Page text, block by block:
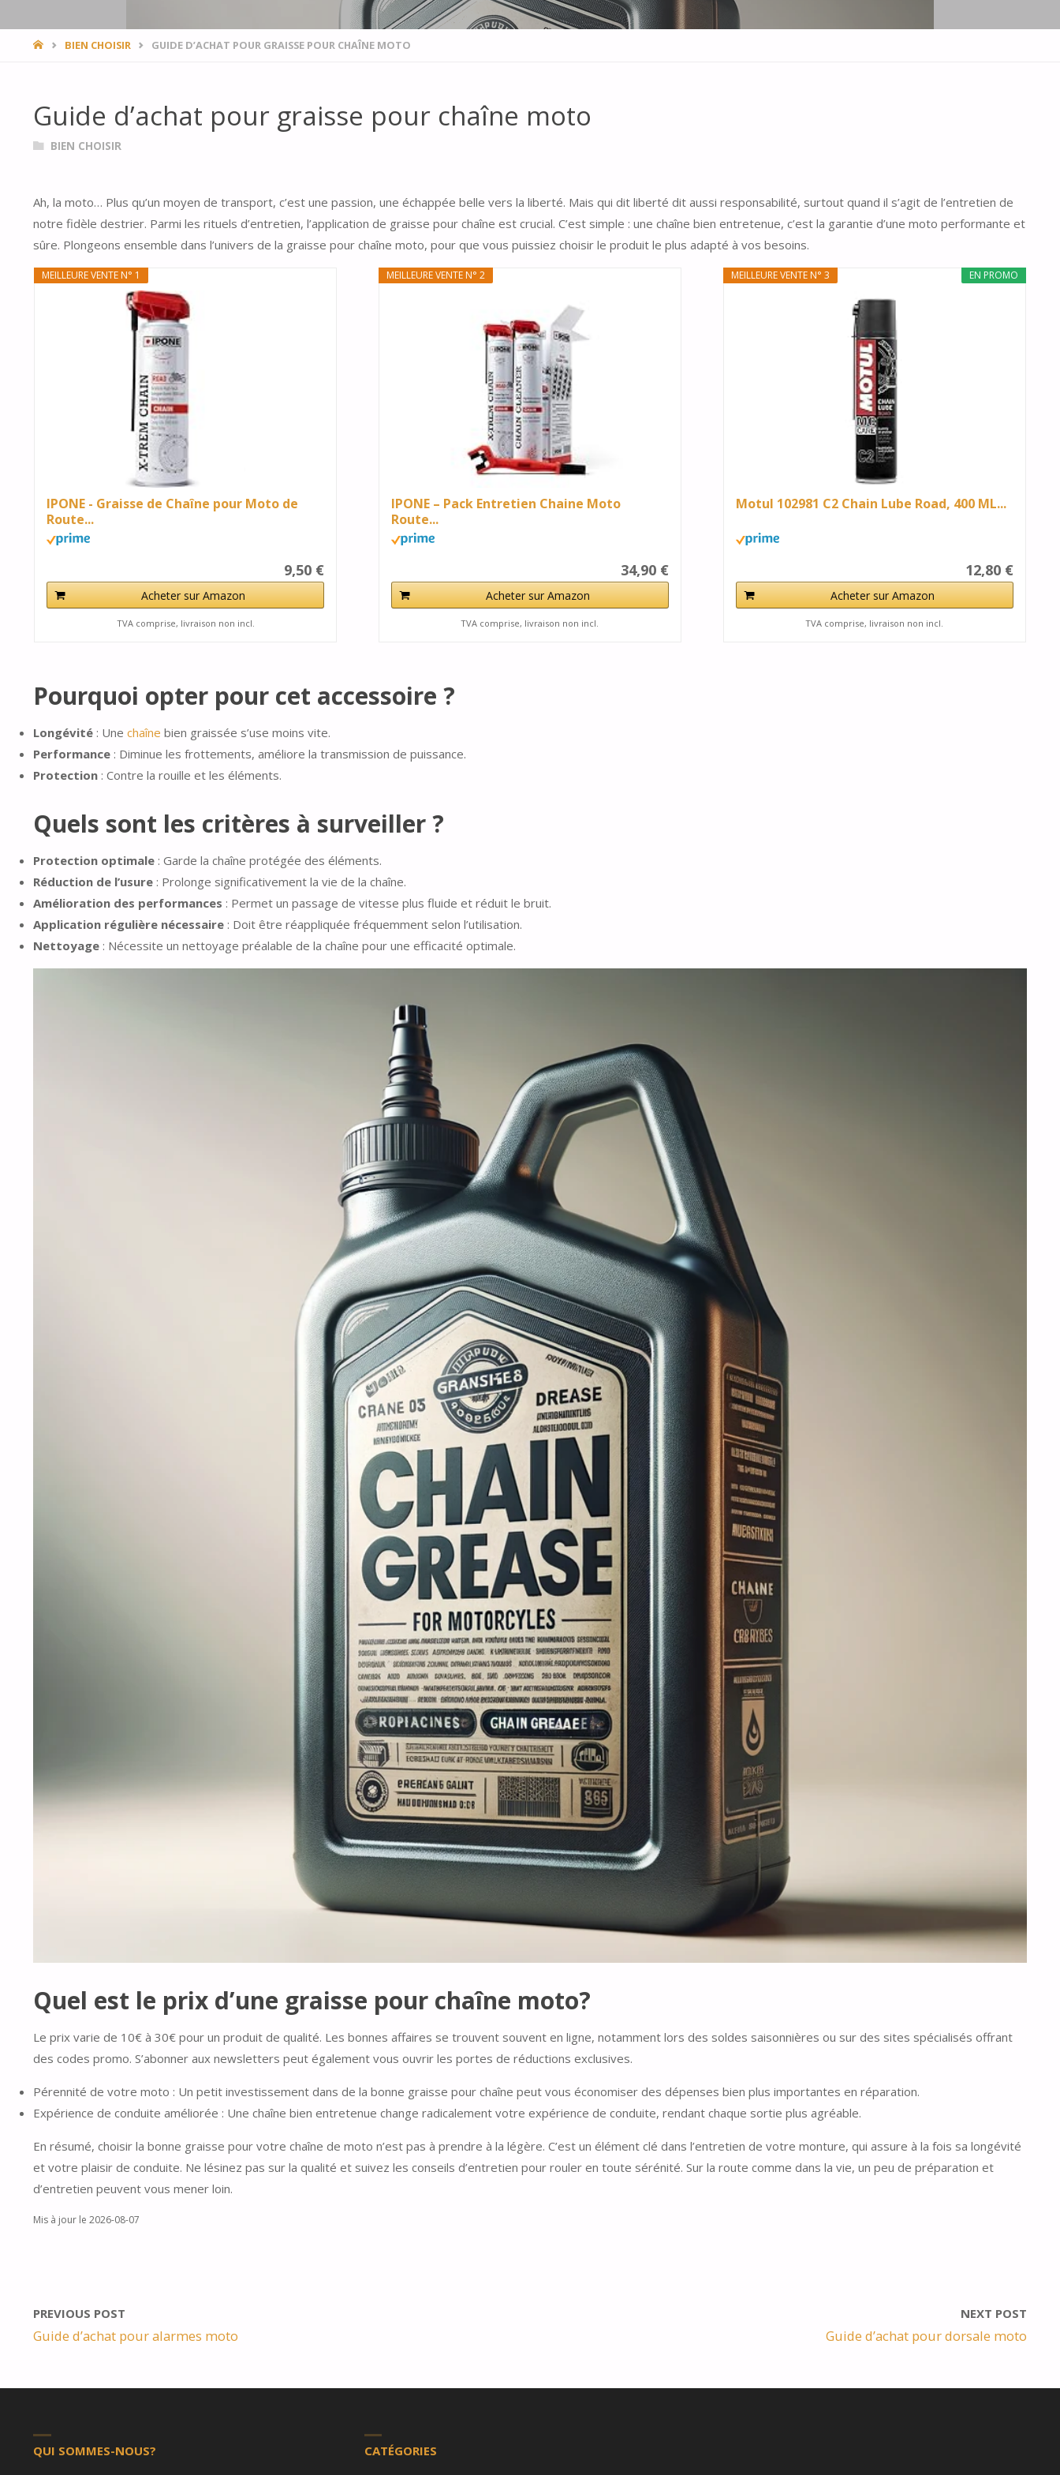
HOMEBIEN CHOISIR GUIDE D’ACHAT POUR GRAISSE POUR CHAÎNE MOTO
Guide d’achat pour graisse pour chaîne moto
BIEN CHOISIR
Ah, la moto… Plus qu’un moyen de transport, c’est une passion, une échappée belle vers la liberté. Mais qui dit liberté dit aussi responsabilité, surtout quand il s’agit de l’entretien de
notre fidèle destrier. Parmi les rituels d’entretien, l’application de graisse pour chaîne est crucial. C’est simple : une chaîne bien entretenue, c’est la garantie d’une moto performante et
sûre. Plongeons ensemble dans l’univers de la graisse pour chaîne moto, pour que vous puissiez choisir le produit le plus adapté à vos besoins.
MEILLEURE VENTE N° 1
IPONE - Graisse de Chaîne pour Moto de
Route...
9,50 €
Acheter sur Amazon
TVA comprise, livraison non incl.
MEILLEURE VENTE N° 2
IPONE – Pack Entretien Chaine Moto
Route...
34,90 €
Acheter sur Amazon
TVA comprise, livraison non incl.
EN PROMO
MEILLEURE VENTE N° 3
Motul 102981 C2 Chain Lube Road, 400 ML...
12,80 €
Acheter sur Amazon
TVA comprise, livraison non incl.
Pourquoi opter pour cet accessoire ?
Longévité : Une chaîne bien graissée s’use moins vite.
Performance : Diminue les frottements, améliore la transmission de puissance.
Protection : Contre la rouille et les éléments.
Quels sont les critères à surveiller ?
Protection optimale : Garde la chaîne protégée des éléments.
Réduction de l’usure : Prolonge significativement la vie de la chaîne.
Amélioration des performances : Permet un passage de vitesse plus fluide et réduit le bruit.
Application régulière nécessaire : Doit être réappliquée fréquemment selon l’utilisation.
Nettoyage : Nécessite un nettoyage préalable de la chaîne pour une efficacité optimale.
Quel est le prix d’une graisse pour chaîne moto?
Le prix varie de 10€ à 30€ pour un produit de qualité. Les bonnes affaires se trouvent souvent en ligne, notamment lors des soldes saisonnières ou sur des sites spécialisés offrant
des codes promo. S’abonner aux newsletters peut également vous ouvrir les portes de réductions exclusives.
Pérennité de votre moto : Un petit investissement dans de la bonne graisse pour chaîne peut vous économiser des dépenses bien plus importantes en réparation.
Expérience de conduite améliorée : Une chaîne bien entretenue change radicalement votre expérience de conduite, rendant chaque sortie plus agréable.
En résumé, choisir la bonne graisse pour votre chaîne de moto n’est pas à prendre à la légère. C’est un élément clé dans l’entretien de votre monture, qui assure à la fois sa longévité
et votre plaisir de conduite. Ne lésinez pas sur la qualité et suivez les conseils d’entretien pour rouler en toute sérénité. Sur la route comme dans la vie, un peu de préparation et
d’entretien peuvent vous mener loin.
Mis à jour le 2026-08-07
PREVIOUS POST
Guide d’achat pour alarmes moto
NEXT POST
Guide d’achat pour dorsale moto
QUI SOMMES-NOUS? CATÉGORIES